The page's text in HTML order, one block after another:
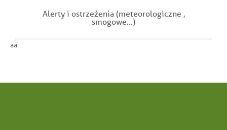
Alerty i ostrzeżenia (meteorologiczne ,
smogowe...)
aa